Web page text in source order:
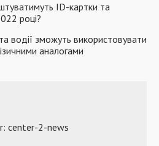
ID-картки та
році?
водії зможуть використовувати
аналогами